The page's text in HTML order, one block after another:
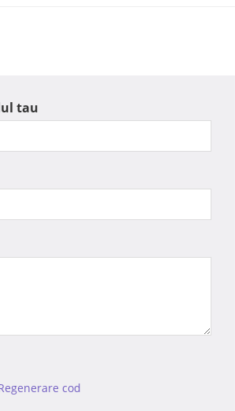
tau
cod